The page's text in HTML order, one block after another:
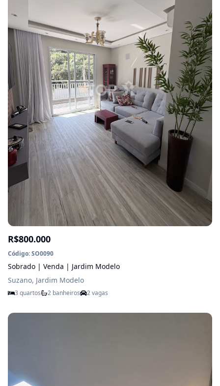
R$800.000
Código: SO0090
Sobrado | Venda | Jardim Modelo
Suzano, Jardim Modelo
3 quartos 2 banheiros 2 vagas